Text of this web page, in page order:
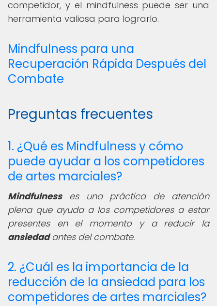
competidor, y el mindfulness puede ser una
herramienta valiosa para lograrlo.
Mindfulness para una
Recuperación Rápida Después del
Combate
Preguntas frecuentes
1. ¿Qué es Mindfulness y cómo
puede ayudar a los competidores
de artes marciales?
Mindfulnesses una práctica de atención
plena que ayuda a los competidores a estar
presentes en el momento y a reducir la
ansiedadantes del combate.
2. ¿Cuál es la importancia de la
reducción de la ansiedad para los
competidores de artes marciales?